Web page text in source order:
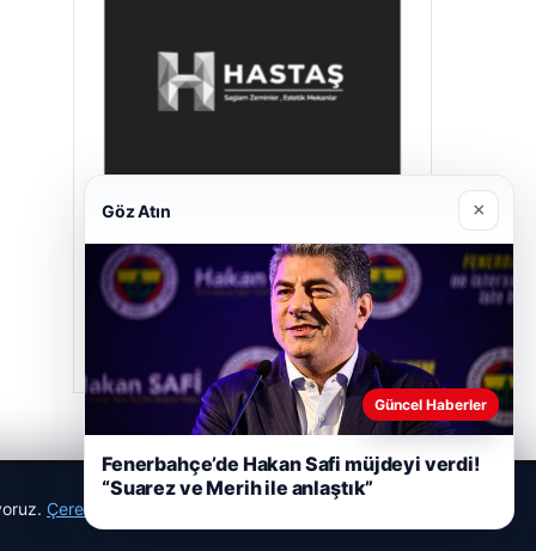
Hastaş Beton
26/05/2026
Çerez Politikamız
Göz Atın ×
Güncel Haberler
Fenerbahçe’de Hakan Safi müjdeyi verdi!
“Suarez ve Merih ile anlaştık”